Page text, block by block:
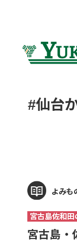
#仙台
よみも
宮古島佐和
宮古島・